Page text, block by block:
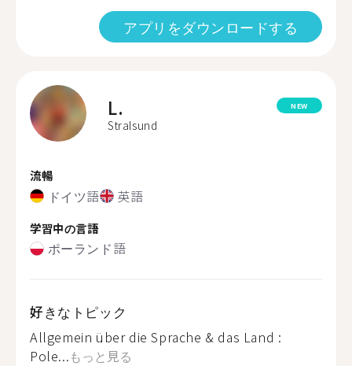
アプリをダウンロードする
L.
Stralsund
NEW
流暢
ドイツ語 英語
学習中の言語
ポーランド語
好きなトピック
Allgemein über die Sprache & das Land :
Pole...もっと見る